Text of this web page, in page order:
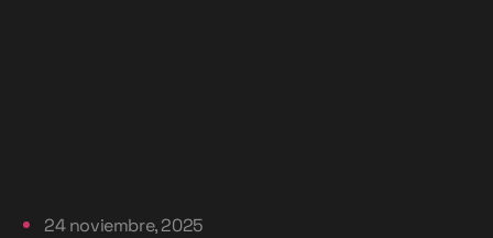
24 noviembre, 2025